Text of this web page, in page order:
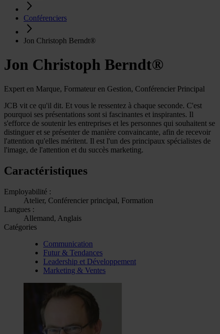
Conférenciers
Jon Christoph Berndt®
Jon Christoph Berndt®
Expert en Marque, Formateur en Gestion, Conférencier Principal
JCB vit ce qu'il dit. Et vous le ressentez à chaque seconde. C'est
pourquoi ses présentations sont si fascinantes et inspirantes. Il
s'efforce de soutenir les entreprises et les personnes qui souhaitent se
distinguer et se présenter de manière convaincante, afin de recevoir
l'attention qu'elles méritent. Il est l'un des principaux spécialistes de
l'image, de l'attention et du succès marketing.
Caractéristiques
Employabilité :
Atelier, Conférencier principal, Formation
Langues :
Allemand, Anglais
Catégories
Communication
Futur & Tendances
Leadership et Développement
Marketing & Ventes